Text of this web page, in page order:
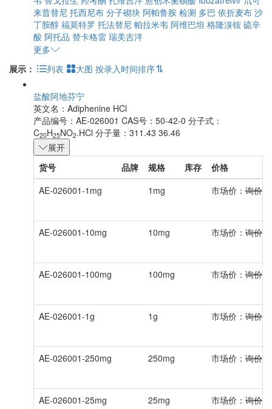
来昔替尼 托西尼布 分子砌块 阿帕鲁胺 检测 多巴 依折麦布 沙
丁胺醇 福莫特罗 托法替尼 帕拉米韦 阿维巴坦 格隆溴铵 硫辛
酸 阿托品 替卡格雷 瑞美吉泮
更多
展示：
列表 大图 按录入时间排序
盐酸阿地芬宁
英文名： Adiphenine HCl
产品编号：AE-026001 CAS号：50-42-0 分子式：
C20H25NO2.HCl 分子量：311.43 36.46
展开
货号
品牌 规格 库存
价格
AE-026001-1mg
1mg 市场价： 询价
AE-026001-10mg 10mg 市场价： 询价
AE-026001-100mg 100mg 市场价： 询价
AE-026001-1g 1g 市场价： 询价
AE-026001-250mg 250mg 市场价： 询价
AE-026001-25mg 25mg 市场价： 询价